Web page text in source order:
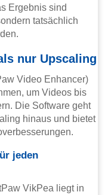
Ergebnis sind
tatsächlich
nur Upscaling
Video Enhancer)
um Videos bis
Die Software geht
hinaus und bietet
jeden
VikPea liegt in